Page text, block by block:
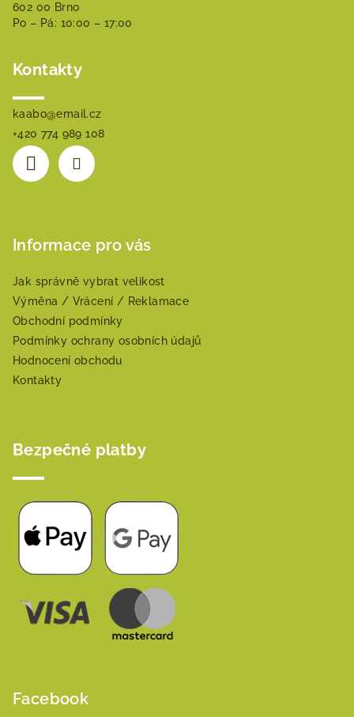
602 00 Brno
Po – Pá: 10:00 – 17:00
Kontakty
kaabo@email.cz
+420 774 989 108
Informace pro vás
Jak správně vybrat velikost
Výměna / Vrácení / Reklamace
Obchodní podmínky
Podmínky ochrany osobních údajů
Hodnocení obchodu
Kontakty
Bezpečné platby
Facebook